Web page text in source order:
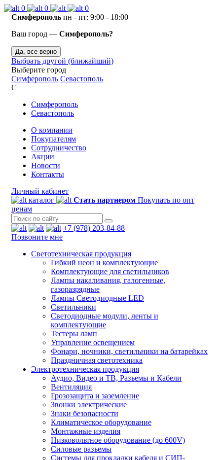
0 0
0
Симферополь пн - пт: 9:00 - 18:00
Ваш город — Симферополь?
Да, все верно
Выбрать другой (ближайший)
Выберите город
Симферополь Севастополь
С
Симферополь
Севастополь
О компании
Покупателям
Сотрудничество
Акции
Новости
Контакты
Личный кабинет
каталог
Стать партнером Покупать по опт
ценам
+7 (978) 203-84-88
Позвоните мне
Светотехническая продукция
Гибкий неон и комплектующие
Комплектующие для светильников
Лампы накаливания, галогенные,
газоразрядные
Лампы Светодиодные LED
Светильники
Светодиодные модули, ленты и
комплектующие
Тестеры ламп
Управление освещением
Фонари, ночники, светильники на батарейках
Праздничная светотехника
Электротехническая продукция
Аудио, Видео и ТВ, Разъемы и Кабели
Вентиляция
Грозозащита и заземление
Звонки электрические
Знаки безопасности
Климатическое оборудование
Монтажные изделия
Низковольтное оборудование (до 600V)
Силовые разъемы
Системы для прокладки кабеля и СИП-